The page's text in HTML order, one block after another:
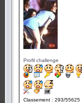
Profil challenge
Classement : 293/55625